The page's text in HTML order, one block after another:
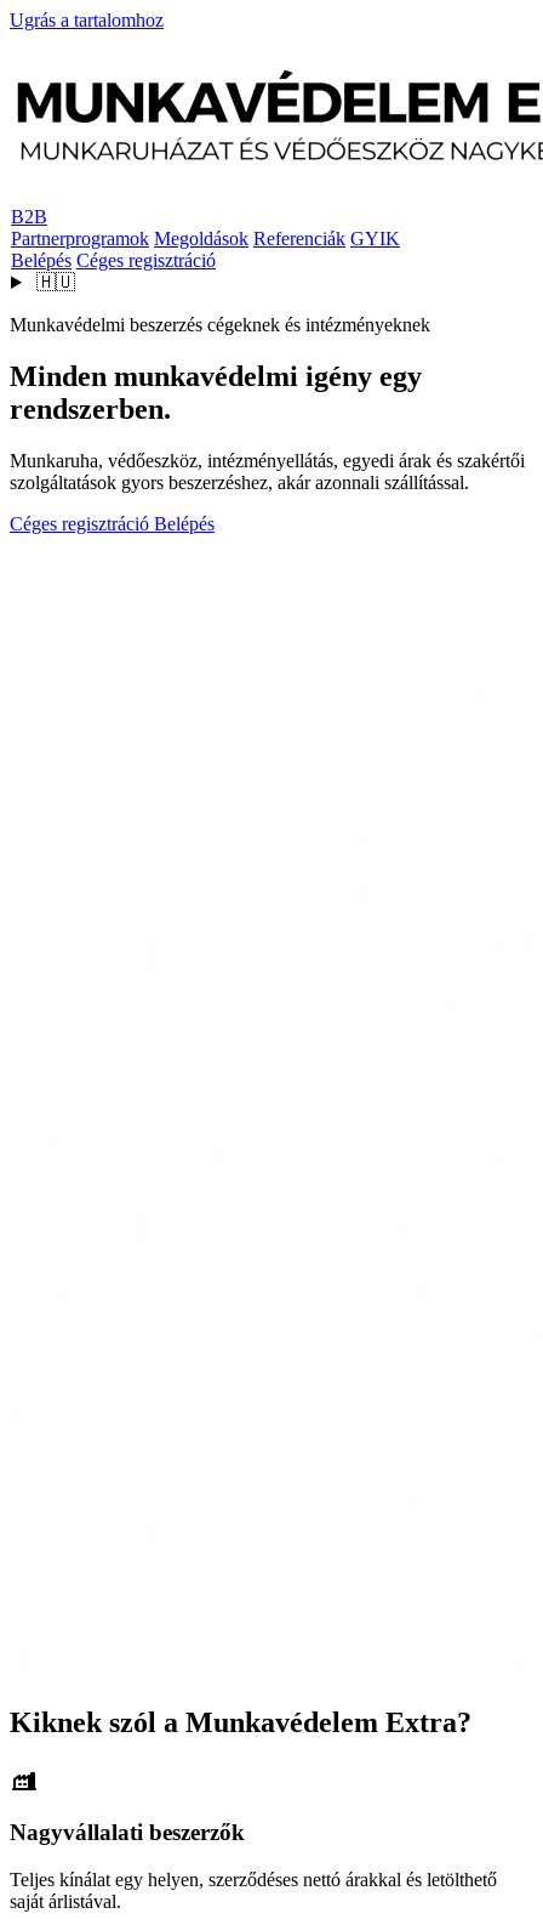
Ugrás a tartalomhoz
B2B
Partnerprogramok Megoldások Referenciák GYIK
Belépés Céges regisztráció
🇭🇺
Munkavédelmi beszerzés cégeknek és intézményeknek
Minden munkavédelmi igény egy
rendszerben.
Munkaruha, védőeszköz, intézményellátás, egyedi árak és szakértői
szolgáltatások gyors beszerzéshez, akár azonnali szállítással.
Céges regisztráció Belépés
Kiknek szól a Munkavédelem Extra?
Nagyvállalati beszerzők
Teljes kínálat egy helyen, szerződéses nettó árakkal és letölthető
saját árlistával.